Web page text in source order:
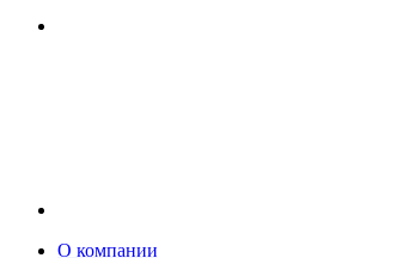
О компании